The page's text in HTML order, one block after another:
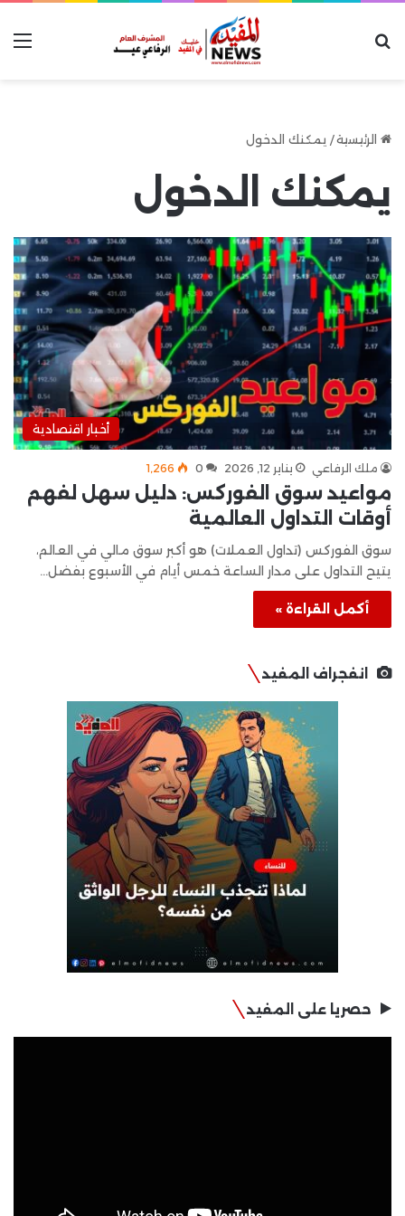
الرئيسية/ يمكنك الدخول
يمكنك الدخول
أخبار اقتصادية
ملك الرفاعي يناير 12, 2026 0 1٬266
مواعيد سوق الفوركس: دليل سهل لفهم
أوقات التداول العالمية
سوق الفوركس (تداول العملات) هو أكبر سوق مالي في العالم،
يتيح التداول على مدار الساعة خمس أيام في الأسبوع بفضل…
أكمل القراءة »
انفجراف المفيد
حصريا على المفيد